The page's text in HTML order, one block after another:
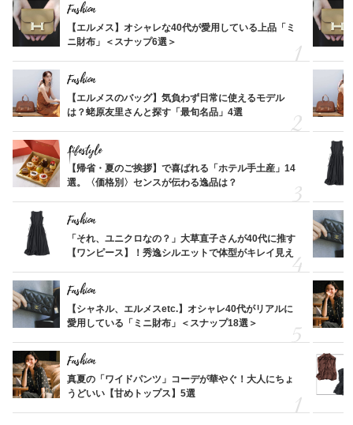
Fashion
【エルメス】オシャレな40代が愛用している上品「ミ
ニ財布」＜スナップ6選＞
Fashion
【エルメスのバッグ】気負わず日常に使えるモデル
は？蛯原友里さんと探す「最旬名品」4選
Lifestyle
【帰省・夏のご挨拶】で喜ばれる「ホテル手土産」14
選。〈価格別〉センスが伝わる逸品は？
Fashion
「それ、ユニクロなの？」大草直子さんが40代に推す
【ワンピース】！秀逸シルエットで体型がキレイ見え
Fashion
【シャネル、エルメスetc.】オシャレ40代がリアルに
愛用している「ミニ財布」＜スナップ18選＞
Fashion
真夏の「ワイドパンツ」コーデが華やぐ！大人にちょ
うどいい【甘めトップス】5選